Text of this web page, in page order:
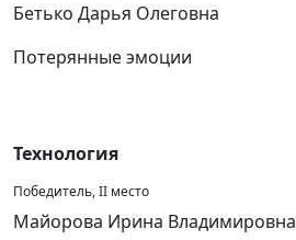
Бетько Дарья Олеговна
Потерянные эмоции
Технология
Победитель, II место
Майорова Ирина Владимировна